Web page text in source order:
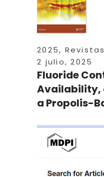
2025,
2 julio, 2025
Fluoride
Availability,
a Propolis-